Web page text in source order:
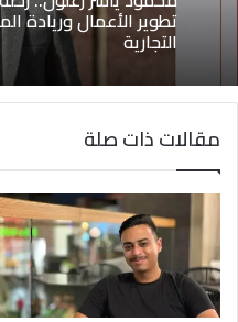
محمود ياسر زغلول..
تطوير الأعمال وريادة
التجارية
يوسف أيمن درويش..
وتؤهل الشباب لسوق
مقالات ذات صلة